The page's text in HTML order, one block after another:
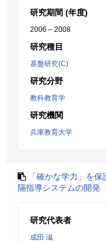
研究期間 (年度)
2006 – 2008
研究種目
基盤研究(C)
研究分野
教科教育学
研究機関
兵庫教育大学
「確かな学力」を
隔指導システムの開発
研究代表者
成田 滋